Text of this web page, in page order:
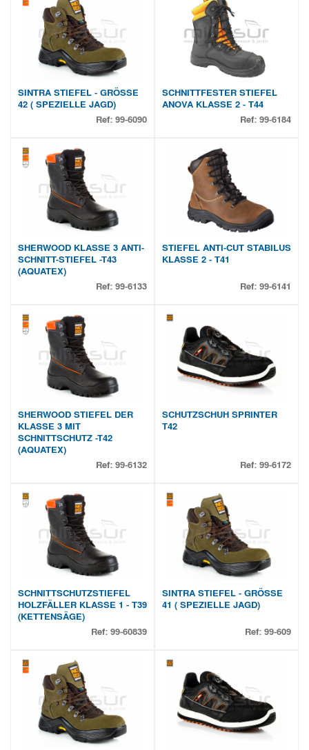
SINTRA STIEFEL - GRÖSSE
42 ( SPEZIELLE JAGD)
Ref: 99-6090
SCHNITTFESTER STIEFEL
ANOVA KLASSE 2 - T44
Ref: 99-6184
SHERWOOD KLASSE 3 ANTI-
SCHNITT-STIEFEL -T43
(AQUATEX)
Ref: 99-6133
STIEFEL ANTI-CUT STABILUS
KLASSE 2 - T41
Ref: 99-6141
SHERWOOD STIEFEL DER
KLASSE 3 MIT
SCHNITTSCHUTZ -T42
(AQUATEX)
Ref: 99-6132
SCHUTZSCHUH SPRINTER
T42
Ref: 99-6172
SCHNITTSCHUTZSTIEFEL
HOLZFÄLLER KLASSE 1 - T39
(KETTENSÄGE)
Ref: 99-60839
SINTRA STIEFEL - GRÖSSE
41 ( SPEZIELLE JAGD)
Ref: 99-609